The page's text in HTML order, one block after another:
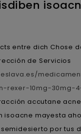
entre dich Chose
de Servicios
rexer-10mg-30mg-
accutane
isoacne mayesta
​​por tus